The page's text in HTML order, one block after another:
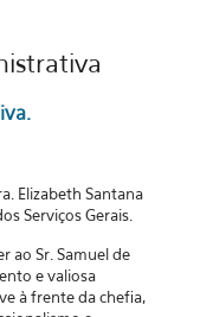
Elizabeth Santana
Serviços Gerais.
ao Sr. Samuel de
e valiosa
à frente da chefia,